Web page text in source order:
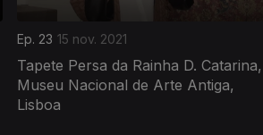
Ep. 23 15 nov. 2021
Tapete Persa da Rainha D. Catarina,
Museu Nacional de Arte Antiga,
Lisboa